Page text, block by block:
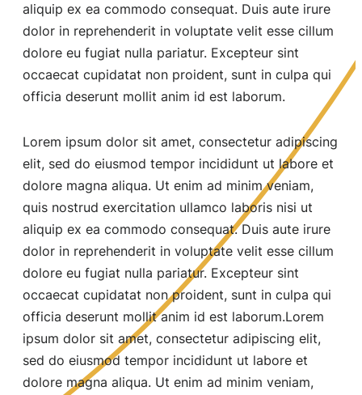
aliquip ex ea commodo consequat. Duis aute irure
dolor in reprehenderit in voluptate velit esse cillum
dolore eu fugiat nulla pariatur. Excepteur sint
occaecat cupidatat non proident, sunt in culpa qui
officia deserunt mollit anim id est laborum.
Lorem ipsum dolor sit amet, consectetur adipiscing
elit, sed do eiusmod tempor incididunt ut labore et
dolore magna aliqua. Ut enim ad minim veniam,
quis nostrud exercitation ullamco laboris nisi ut
aliquip ex ea commodo consequat. Duis aute irure
dolor in reprehenderit in voluptate velit esse cillum
dolore eu fugiat nulla pariatur. Excepteur sint
occaecat cupidatat non proident, sunt in culpa qui
officia deserunt mollit anim id est laborum.Lorem
ipsum dolor sit amet, consectetur adipiscing elit,
sed do eiusmod tempor incididunt ut labore et
dolore magna aliqua. Ut enim ad minim veniam,